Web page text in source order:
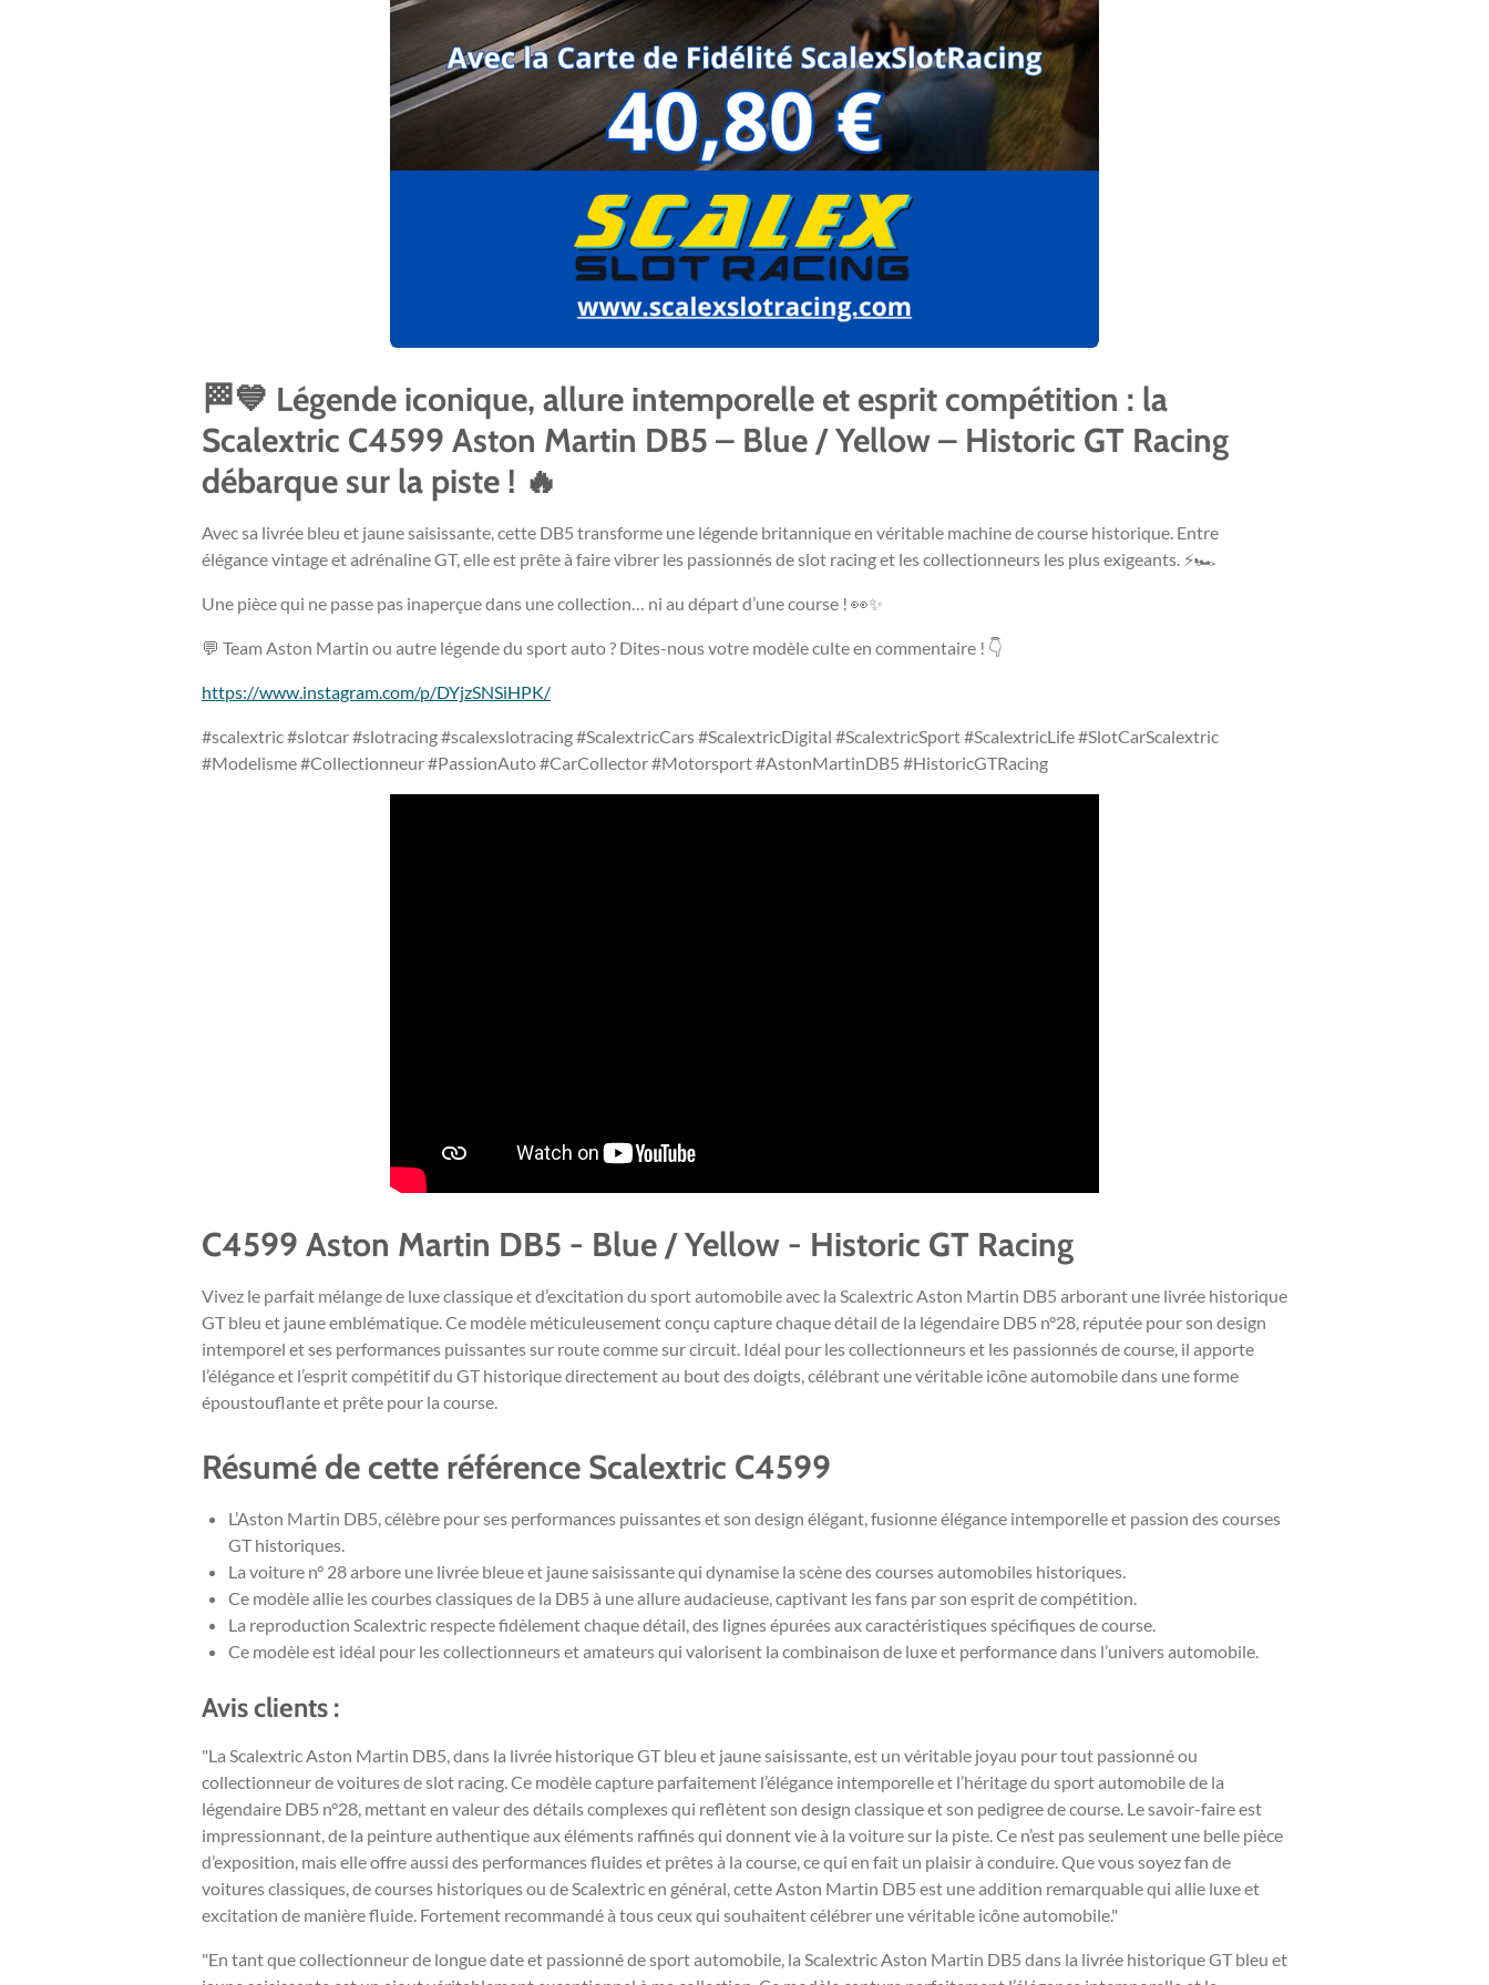
🏁💙 Légende iconique, allure intemporelle et esprit compétition : la
Scalextric C4599 Aston Martin DB5 – Blue / Yellow – Historic GT Racing
débarque sur la piste ! 🔥
Avec sa livrée bleu et jaune saisissante, cette DB5 transforme une légende britannique en véritable machine de course historique. Entre
élégance vintage et adrénaline GT, elle est prête à faire vibrer les passionnés de slot racing et les collectionneurs les plus exigeants. ⚡🏎️
Une pièce qui ne passe pas inaperçue dans une collection… ni au départ d’une course ! 👀✨
💬 Team Aston Martin ou autre légende du sport auto ? Dites-nous votre modèle culte en commentaire ! 👇
https://www.instagram.com/p/DYjzSNSiHPK/
#scalextric #slotcar #slotracing #scalexslotracing #ScalextricCars #ScalextricDigital #ScalextricSport #ScalextricLife #SlotCarScalextric
#Modelisme #Collectionneur #PassionAuto #CarCollector #Motorsport #AstonMartinDB5 #HistoricGTRacing
C4599 Aston Martin DB5 - Blue / Yellow - Historic GT Racing
Vivez le parfait mélange de luxe classique et d’excitation du sport automobile avec la Scalextric Aston Martin DB5 arborant une livrée historique
GT bleu et jaune emblématique. Ce modèle méticuleusement conçu capture chaque détail de la légendaire DB5 n°28, réputée pour son design
intemporel et ses performances puissantes sur route comme sur circuit. Idéal pour les collectionneurs et les passionnés de course, il apporte
l’élégance et l’esprit compétitif du GT historique directement au bout des doigts, célébrant une véritable icône automobile dans une forme
époustouflante et prête pour la course.
Résumé de cette référence Scalextric C4599
L’Aston Martin DB5, célèbre pour ses performances puissantes et son design élégant, fusionne élégance intemporelle et passion des courses
GT historiques.
La voiture n° 28 arbore une livrée bleue et jaune saisissante qui dynamise la scène des courses automobiles historiques.
Ce modèle allie les courbes classiques de la DB5 à une allure audacieuse, captivant les fans par son esprit de compétition.
La reproduction Scalextric respecte fidèlement chaque détail, des lignes épurées aux caractéristiques spécifiques de course.
Ce modèle est idéal pour les collectionneurs et amateurs qui valorisent la combinaison de luxe et performance dans l’univers automobile.
Avis clients :
"La Scalextric Aston Martin DB5, dans la livrée historique GT bleu et jaune saisissante, est un véritable joyau pour tout passionné ou
collectionneur de voitures de slot racing. Ce modèle capture parfaitement l’élégance intemporelle et l’héritage du sport automobile de la
légendaire DB5 n°28, mettant en valeur des détails complexes qui reflètent son design classique et son pedigree de course. Le savoir-faire est
impressionnant, de la peinture authentique aux éléments raffinés qui donnent vie à la voiture sur la piste. Ce n’est pas seulement une belle pièce
d’exposition, mais elle offre aussi des performances fluides et prêtes à la course, ce qui en fait un plaisir à conduire. Que vous soyez fan de
voitures classiques, de courses historiques ou de Scalextric en général, cette Aston Martin DB5 est une addition remarquable qui allie luxe et
excitation de manière fluide. Fortement recommandé à tous ceux qui souhaitent célébrer une véritable icône automobile."
"En tant que collectionneur de longue date et passionné de sport automobile, la Scalextric Aston Martin DB5 dans la livrée historique GT bleu et